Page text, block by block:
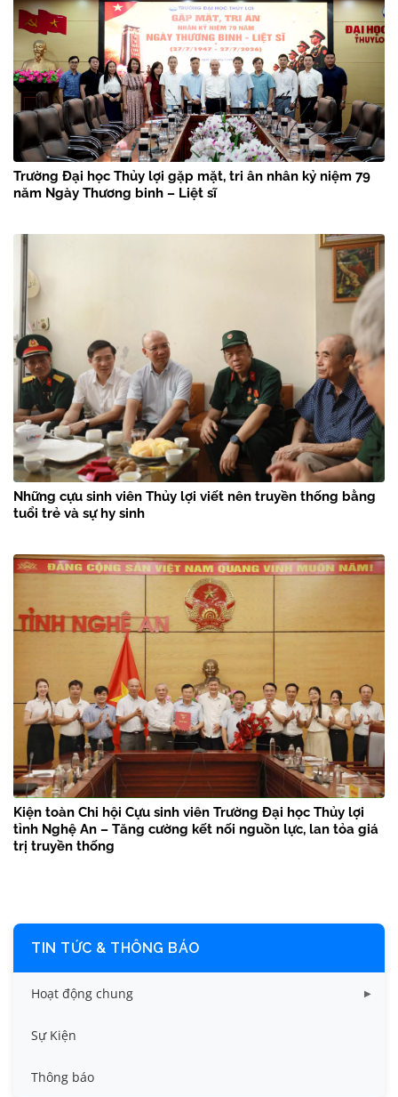
Trường Đại học Thủy lợi gặp mặt, tri ân nhân kỷ niệm 79
năm Ngày Thương binh – Liệt sĩ
Những cựu sinh viên Thủy lợi viết nên truyền thống bằng
tuổi trẻ và sự hy sinh
Kiện toàn Chi hội Cựu sinh viên Trường Đại học Thủy lợi
tỉnh Nghệ An – Tăng cường kết nối nguồn lực, lan tỏa giá
trị truyền thống
TIN TỨC & THÔNG BÁO
Hoạt động chung
Tin công tác sinh viên
Tin đào tạo
Sự Kiện
Thông báo